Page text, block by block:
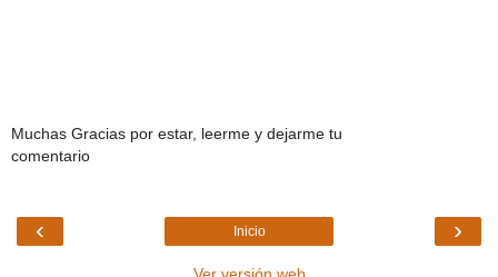
Muchas Gracias por estar, leerme y dejarme tu
comentario
‹ ›
Inicio